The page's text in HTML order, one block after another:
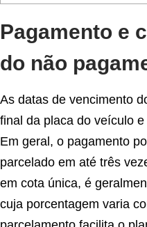
Pagamento e
do não
As datas de vencimento
final da placa do veículo
Em geral, o pagamento
parcelado em até três
em cota única, é
cuja porcentagem varia